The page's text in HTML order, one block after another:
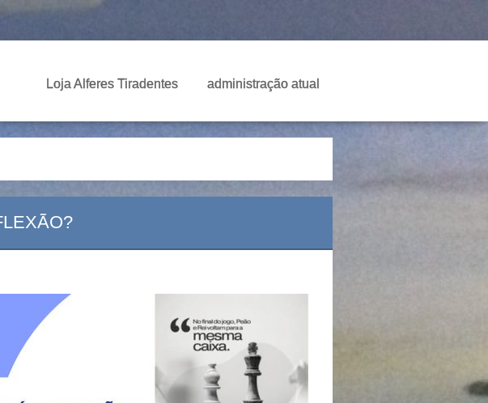
Loja Alferes Tiradentes administração atual